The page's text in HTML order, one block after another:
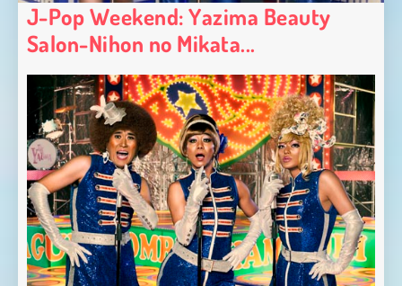
J-Pop Weekend: Yazima Beauty
Salon-Nihon no Mikata...